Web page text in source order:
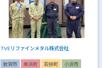
TVEリファインメタル株式会社
敦賀市 美浜町 若狭町 小浜市